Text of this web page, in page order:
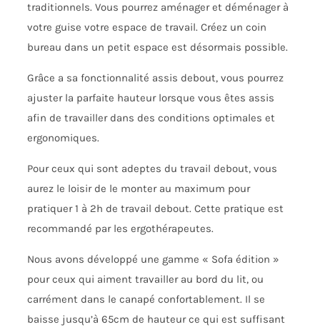
traditionnels. Vous pourrez aménager et déménager à
votre guise votre espace de travail. Créez un coin
bureau dans un petit espace est désormais possible.
Grâce a sa fonctionnalité assis debout, vous pourrez
ajuster la parfaite hauteur lorsque vous êtes assis
afin de travailler dans des conditions optimales et
ergonomiques.
Pour ceux qui sont adeptes du travail debout, vous
aurez le loisir de le monter au maximum pour
pratiquer 1 à 2h de travail debout. Cette pratique est
recommandé par les ergothérapeutes.
Nous avons développé une gamme « Sofa édition »
pour ceux qui aiment travailler au bord du lit, ou
carrément dans le canapé confortablement. Il se
baisse jusqu’à 65cm de hauteur ce qui est suffisant